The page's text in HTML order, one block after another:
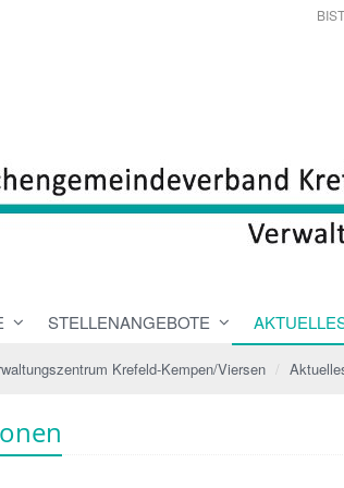
STELLENANGEBOTE
Krefeld-Kempen/Viersen